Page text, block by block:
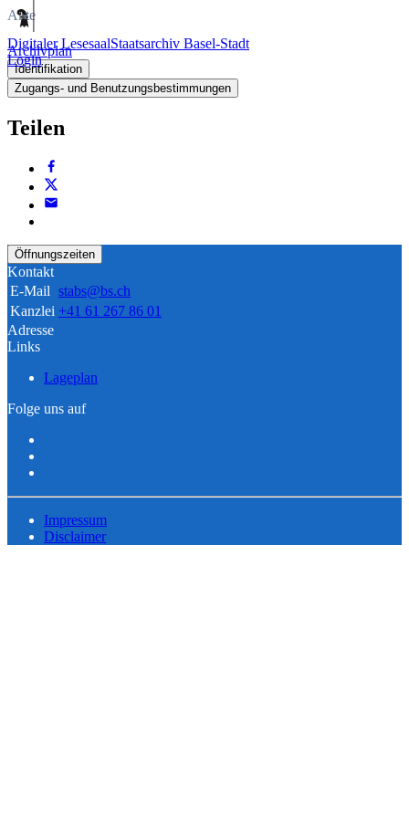
Digitaler LesesaalStaatsarchiv Basel-Stadt
Login
Akte
Archivplan
Identifikation
Zugangs- und Benutzungsbestimmungen
Teilen
Öffnungszeiten
Kontakt
E-Mail stabs@bs.ch
Kanzlei +41 61 267 86 01
Adresse
Links
Lageplan
Folge uns auf
Impressum
Disclaimer